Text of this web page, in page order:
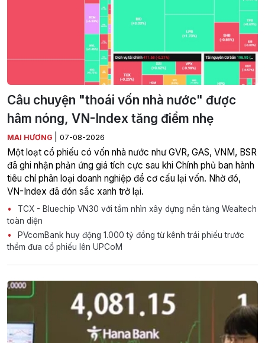
Câu chuyện "thoái vốn nhà nước" được
hâm nóng, VN-Index tăng điểm nhẹ
MAI HƯƠNG 07-08-2026
Một loạt cổ phiếu có vốn nhà nước như GVR, GAS, VNM, BSR
đã ghi nhận phản ứng giá tích cực sau khi Chính phủ ban hành
tiêu chí phân loại doanh nghiệp để cơ cấu lại vốn. Nhờ đó,
VN-Index đã đón sắc xanh trở lại.
TCX - Bluechip VN30 với tầm nhìn xây dựng nền tảng Wealtech
toàn diện
PVcomBank huy động 1.000 tỷ đồng từ kênh trái phiếu trước
thềm đưa cổ phiếu lên UPCoM